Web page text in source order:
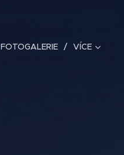
FOTOGALERIE VÍCE